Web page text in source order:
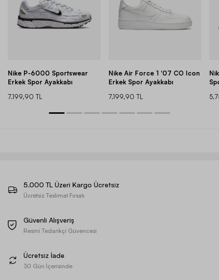
Nike P-6000 Sportswear
Erkek Spor Ayakkabı
7.199,90 TL
Nike Air Force 1 '07 CO Icon
Erkek Spor Ayakkabı
7.199,90 TL
5.000 TL Üzeri Kargo Ücretsiz
Ücretsiz Teslimat Fırsatı
Güvenli Alışveriş
Resmi Tedarikçi Güvencesi
Ücretsiz İade
30 Gün İçerisinde